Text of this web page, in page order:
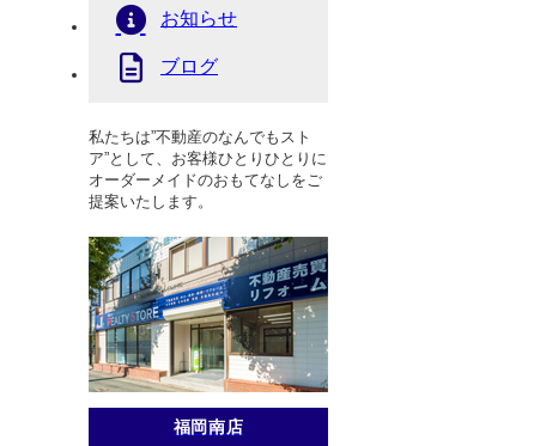
お知らせ
ブログ
私たちは”不動産のなんでもスト
ア”として、お客様ひとりひとりに
オーダーメイドのおもてなしをご
提案いたします。
福岡南店